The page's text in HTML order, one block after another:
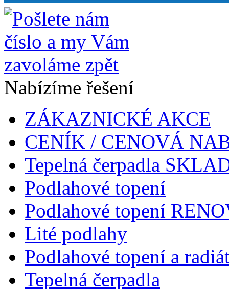
Nabízíme řešení
ZÁKAZNICKÉ AKCE
CENÍK / CENOVÁ
Tepelná čerpadla
Podlahové topení
Podlahové topení
Lité podlahy
Podlahové topení a
Tepelná čerpadla